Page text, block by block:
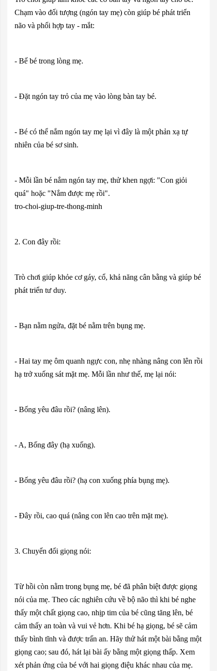
Chạm vào đối tượng (ngón tay mẹ) còn giúp bé phát triển
não và phối hợp tay - mắt:
- Bế bé trong lòng mẹ.
- Đặt ngón tay trỏ của mẹ vào lòng bàn tay bé.
- Bé có thể nắm ngón tay mẹ lại vì đây là một phản xạ tự
nhiên của bé sơ sinh.
- Mỗi lần bé nắm ngón tay mẹ, thử khen ngợi: "Con giỏi
quá" hoặc "Nắm được mẹ rồi".
tro-choi-giup-tre-thong-minh
2. Con đây rồi:
Trò chơi giúp khỏe cơ gáy, cổ, khả năng cân bằng và giúp bé
phát triển tư duy.
- Bạn nằm ngửa, đặt bé nằm trên bụng mẹ.
- Hai tay mẹ ôm quanh ngực con, nhẹ nhàng nâng con lên rồi
hạ trở xuống sát mặt mẹ. Mỗi lần như thế, mẹ lại nói:
- Bống yêu đâu rồi? (nâng lên).
- A, Bống đây (hạ xuống).
- Bống yêu đâu rồi? (hạ con xuống phía bụng mẹ).
- Đây rồi, cao quá (nâng con lên cao trên mặt mẹ).
3. Chuyển đổi giọng nói:
Từ hồi còn nằm trong bụng mẹ, bé đã phân biệt được giọng
nói của mẹ. Theo các nghiên cứu về bộ não thì khi bé nghe
thấy một chất giọng cao, nhịp tim của bé cũng tăng lên, bé
cảm thấy an toàn và vui vẻ hơn. Khi bé hạ giọng, bé sẽ cảm
thấy bình tĩnh và được trấn an. Hãy thử hát một bài bằng một
giọng cao; sau đó, hát lại bài ấy bằng một giọng thấp. Xem
xét phản ứng của bé với hai giọng điệu khác nhau của mẹ.